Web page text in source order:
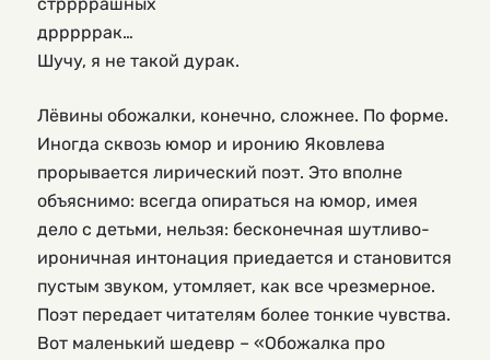
дрррррак…
Шучу, я не такой дурак.
Лёвины обожалки, конечно, сложнее. По форме.
Иногда сквозь юмор и иронию Яковлева
прорывается лирический поэт. Это вполне
объяснимо: всегда опираться на юмор, имея
дело с детьми, нельзя: бесконечная шутливо-
ироничная интонация приедается и становится
пустым звуком, утомляет, как все чрезмерное.
Поэт передает читателям более тонкие чувства.
Вот маленький шедевр – «Обожалка про